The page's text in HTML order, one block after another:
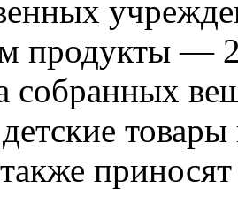
продукты —
собранных